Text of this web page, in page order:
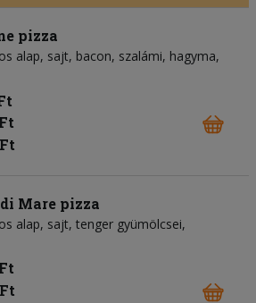
pizza
alap sajt bacon szalámi hagyma
Mare pizza
alap sajt tenger gyümölcsei